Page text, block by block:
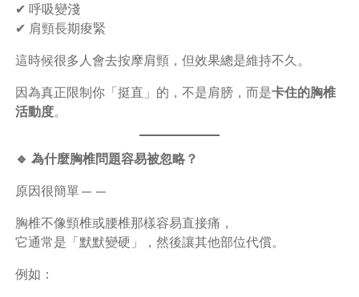
✔ 呼吸變淺
✔ 肩頸長期痠緊
這時候很多人會去按摩肩頸，但效果總是維持不久。
因為真正限制你「挺直」的，不是肩膀，而是卡住的胸椎
活動度。
🔹 為什麼胸椎問題容易被忽略？
原因很簡單——
胸椎不像頸椎或腰椎那樣容易直接痛，
它通常是「默默變硬」，然後讓其他部位代償。
例如：